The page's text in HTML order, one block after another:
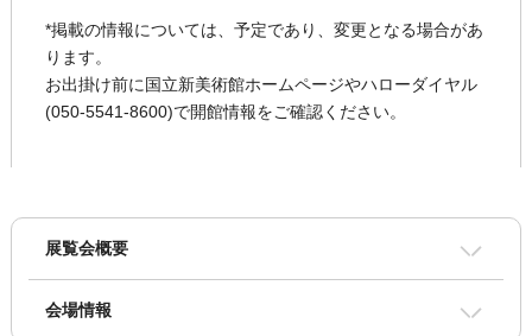
*掲載の情報については、予定であり、変更となる場合があ
ります。
お出掛け前に国立新美術館ホームページやハローダイヤル
(050-5541-8600)で開館情報をご確認ください。
展覧会概要
会場情報